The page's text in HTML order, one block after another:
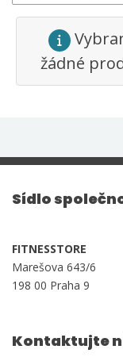
žádné
Sídlo
FITNESSTORE
Marešova 643/6
198 00 Praha 9
Kontaktujte